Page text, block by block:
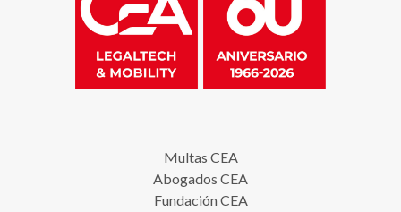
Multas CEA
Abogados CEA
Fundación CEA